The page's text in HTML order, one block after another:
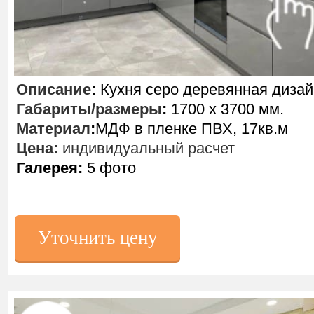
Описание: Кухня серо деревянная
Габариты/размеры: 1700 х 3700 мм.
Материал:МДФ в пленке ПВХ, 17кв.м
Цена: индивидуальный расчет
Галерея: 5 фото
Уточнить цену